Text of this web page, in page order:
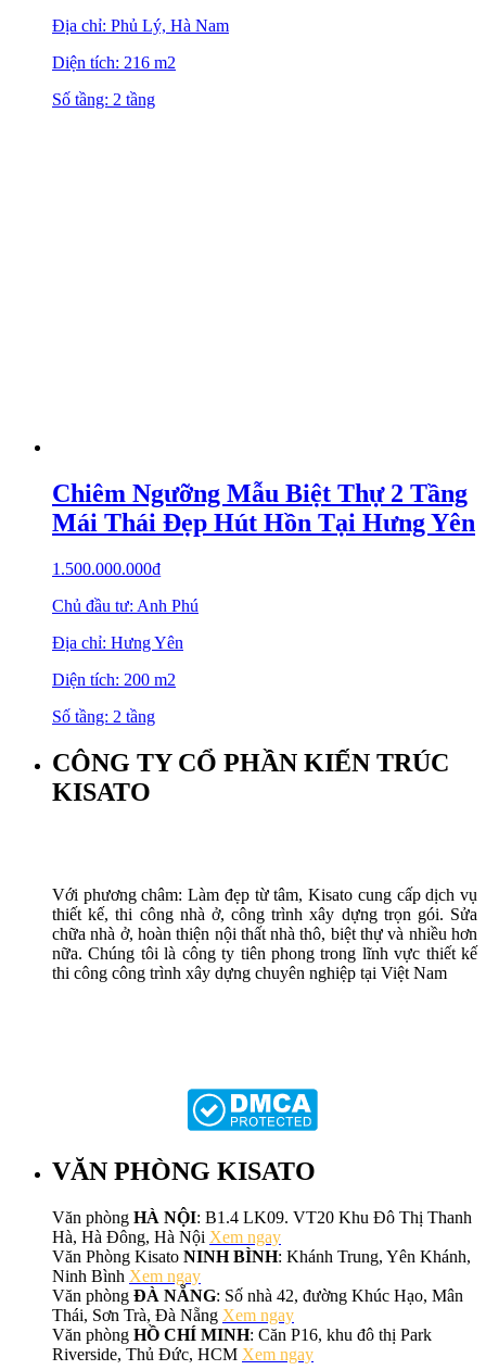
Địa chỉ: Phủ Lý, Hà Nam
Diện tích: 216 m2
Số tầng: 2 tầng
Chiêm Ngưỡng Mẫu Biệt Thự 2 Tầng
Mái Thái Đẹp Hút Hồn Tại Hưng Yên
1.500.000.000₫
Chủ đầu tư: Anh Phú
Địa chỉ: Hưng Yên
Diện tích: 200 m2
Số tầng: 2 tầng
CÔNG TY CỔ PHẦN KIẾN TRÚC
KISATO
Với phương châm: Làm đẹp từ tâm, Kisato cung cấp dịch vụ
thiết kế, thi công nhà ở, công trình xây dựng trọn gói. Sửa
chữa nhà ở, hoàn thiện nội thất nhà thô, biệt thự và nhiều hơn
nữa. Chúng tôi là công ty tiên phong trong lĩnh vực thiết kế
thi công công trình xây dựng chuyên nghiệp tại Việt Nam
VĂN PHÒNG KISATO
Văn phòng HÀ NỘI: B1.4 LK09. VT20 Khu Đô Thị Thanh
Hà, Hà Đông, Hà Nội Xem ngay
Văn Phòng Kisato NINH BÌNH: Khánh Trung, Yên Khánh,
Ninh Bình Xem ngay
Văn phòng ĐÀ NẴNG: Số nhà 42, đường Khúc Hạo, Mân
Thái, Sơn Trà, Đà Nẵng Xem ngay
Văn phòng HỒ CHÍ MINH: Căn P16, khu đô thị Park
Riverside, Thủ Đức, HCM Xem ngay